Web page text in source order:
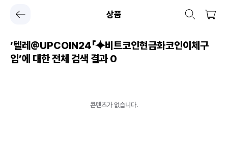
상품
‘텔레@UPCOIN24「⯌비트코인현금화코인이체구
입’에 대한 전체 검색 결과0
콘텐츠가 없습니다.